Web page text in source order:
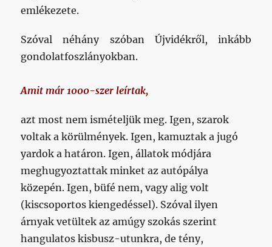
emlékezete.
Szóval néhány szóban Újvidékről, inkább
gondolatfoszlányokban.
Amit már 1000-szer leírtak,
azt most nem ismételjük meg. Igen, szarok
voltak a körülmények. Igen, kamuztak a jugó
yardok a határon. Igen, állatok módjára
meghugyoztattak minket az autópálya
közepén. Igen, büfé nem, vagy alig volt
(kiscsoportos kiengedéssel). Szóval ilyen
árnyak vetültek az amúgy szokás szerint
hangulatos kisbusz-utunkra, de tény,